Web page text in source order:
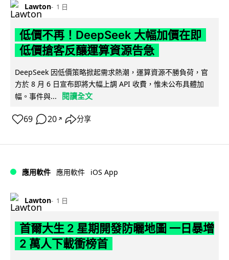
Lawton 1 日
低價不再！DeepSeek 大幅加價在即
低價搶客反釀運算資源告急
DeepSeek 因低價策略掀起需求熱潮，運算資源不勝負荷，官
方於 8 月 6 日宣布即將大幅上調 API 收費，惟未公布具體加
幅。事件與...
閱讀全文
69 20 ↗ 分享
應用軟件 應用軟件 iOS App
Lawton 1 日
首爾大生 2 星期開發防曬地圖 一日暴增
2 萬人下載衝榜首